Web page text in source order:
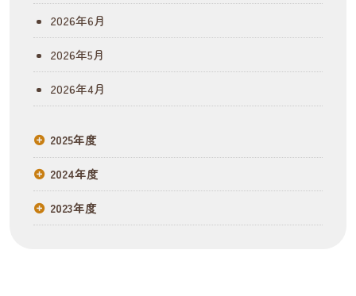
2026年6月
2026年5月
2026年4月
2025年度
2024年度
2023年度